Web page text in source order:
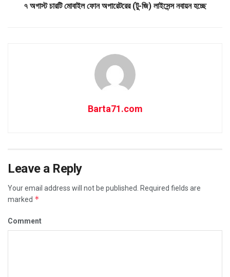
৭ অগাস্ট চারটি মোবাইল ফোন অপারেটরের (টু-জি) লাইসেন্স নবায়ন হচ্ছে
Barta71.com
Leave a Reply
Your email address will not be published.
Required fields are
marked *
Comment